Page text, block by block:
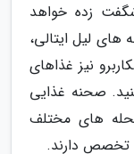
زده خواهد
لیل ایتالی،
نیز غذاهای
صحنه غذایی
های مختلف
تخصص دارند.